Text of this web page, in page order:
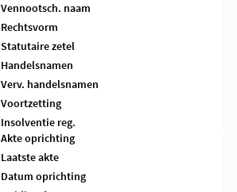
Vennootsch. naam
Rechtsvorm
Statutaire zetel
Handelsnamen
Verv. handelsnamen
Voortzetting
Insolventie reg.
Akte oprichting
Laatste akte
Datum oprichting